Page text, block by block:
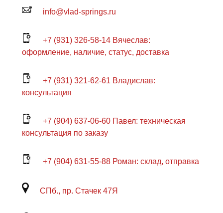
info@vlad-springs.ru
+7 (931) 326-58-14 Вячеслав:
оформление, наличие, статус, доставка
+7 (931) 321-62-61 Владислав:
консультация
+7 (904) 637-06-60 Павел: техническая
консультация по заказу
+7 (904) 631-55-88 Роман: склад, отправка
СПб., пр. Стачек 47Я